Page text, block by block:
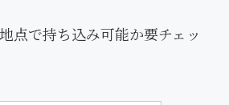
点で持ち込み可能か要チェッ